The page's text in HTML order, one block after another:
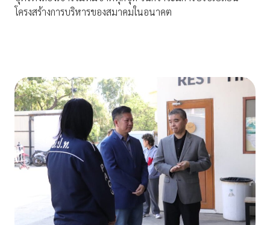
โครงสร้างการบริหารของสมาคมในอนาคต